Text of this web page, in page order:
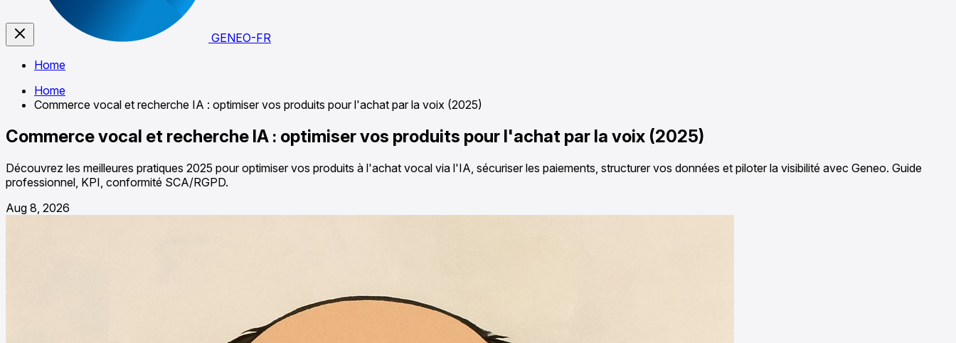
GENEO-FR
Home
Home
Commerce vocal et recherche IA : optimiser vos produits pour l'achat par la voix (2025)
Commerce vocal et recherche IA : optimiser vos produits pour l'achat par la voix (2025)
Découvrez les meilleures pratiques 2025 pour optimiser vos produits à l'achat vocal via l'IA, sécuriser les paiements, structurer vos données et piloter la visibilité avec Geneo. Guide
professionnel, KPI, conformité SCA/RGPD.
Aug 8, 2026